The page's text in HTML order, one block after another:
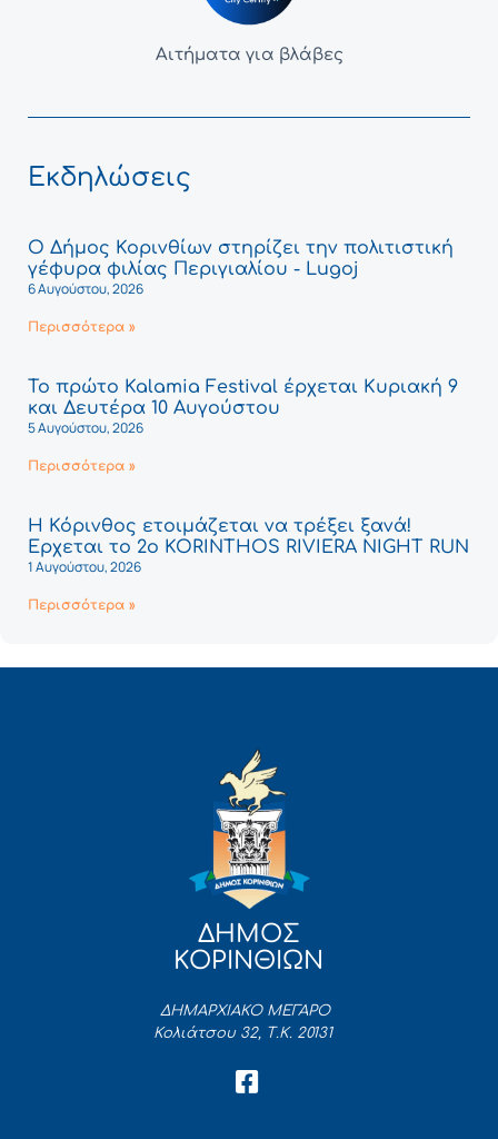
Αιτήματα για βλάβες
Εκδηλώσεις
Ο Δήμος Κορινθίων στηρίζει την πολιτιστική
γέφυρα φιλίας Περιγιαλίου - Lugoj
6 Αυγούστου, 2026
Περισσότερα »
Το πρώτο Kalamia Festival έρχεται Κυριακή 9
και Δευτέρα 10 Αυγούστου
5 Αυγούστου, 2026
Περισσότερα »
Η Κόρινθος ετοιμάζεται να τρέξει ξανά!
Έρχεται το 2ο KORINTHOS RIVIERA NIGHT RUN
1 Αυγούστου, 2026
Περισσότερα »
ΔΗΜΟΣ
ΚΟΡΙΝΘΙΩΝ
ΔΗΜΑΡΧΙΑΚΟ ΜΕΓΑΡΟ
Κολιάτσου 32, Τ.Κ. 20131